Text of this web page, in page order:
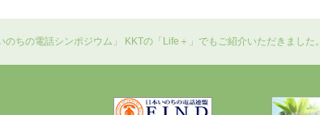
のちの電話シンポジウム」 KKTの「Life＋」でもご紹介いただきました。